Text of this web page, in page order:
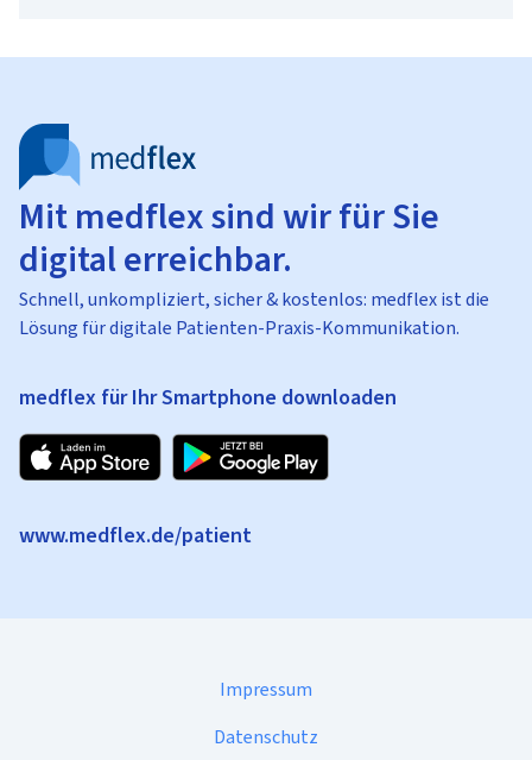
Mit medflex sind wir für Sie
digital erreichbar.
Schnell, unkompliziert, sicher & kostenlos: medflex ist die
Lösung für digitale Patienten-Praxis-Kommunikation.
medflex für Ihr Smartphone downloaden
www.medflex.de/patient
Impressum
Datenschutz